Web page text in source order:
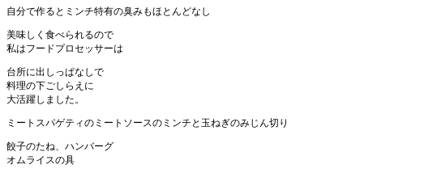
自分で作るとミンチ特有の臭みもほとんどなし
美味しく食べられるので
私はフードプロセッサーは
台所に出しっぱなしで
料理の下ごしらえに
大活躍しました。
ミートスパゲティのミートソースのミンチと玉ねぎのみじん切り
餃子のたね、ハンバーグ
オムライスの具